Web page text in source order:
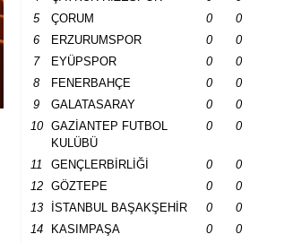
5
ÇORUM 0
0
6
ERZURUMSPOR 0
0
7
EYÜPSPOR 0
0
8
FENERBAHÇE 0
0
9
GALATASARAY 0
0
10
GAZİANTEP FUTBOL
KULÜBÜ
0 0
11 GENÇLERBİRLİĞİ 0
0
12
GÖZTEPE 0
0
13
İSTANBUL BAŞAKŞEHİR 0
0
14
KASIMPAŞA 0
0